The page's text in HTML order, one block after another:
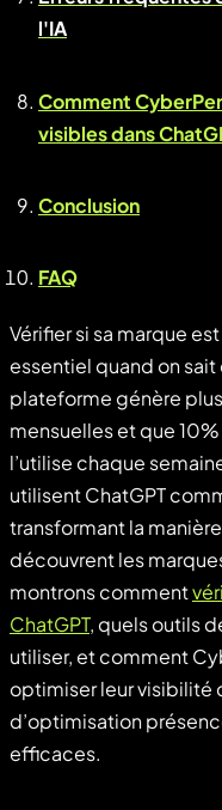
l'IA
Comment
visibles dans
Conclusion
FAQ
Vérifier si sa marque
essentiel quand on
plateforme génère
mensuelles et que
l’utilise chaque
utilisent ChatGPT
transformant la
découvrent les
montrons comment
ChatGPT, quels outils
utiliser, et comment
optimiser leur visibilité
d’optimisation
efficaces.